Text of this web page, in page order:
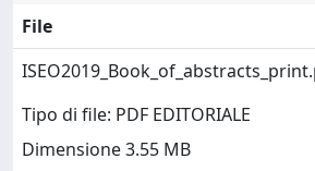
File
Tipo di file: PDF EDITORIALE
Dimensione 3.55 MB